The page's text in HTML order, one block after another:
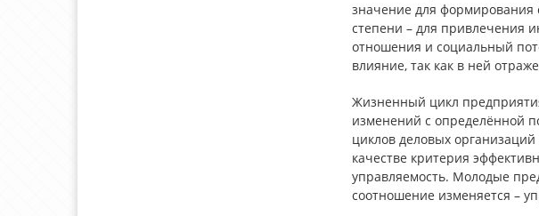
значение для формирования
степени – для привлечения
отношения и социальный
влияние, так как в ней
Жизненный цикл
изменений с определённой
циклов деловых
качестве критерия
управляемость. Молодые
соотношение изменяется –